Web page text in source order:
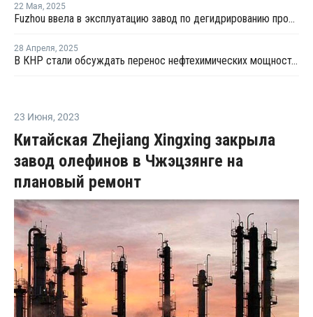
22 Мая, 2025
Fuzhou ввела в эксплуатацию завод по дегидрированию пропана мощностью 900 тысяч тонн
28 Апреля, 2025
В КНР стали обсуждать перенос нефтехимических мощностей в США из-за пошлин
23 Июня, 2023
Китайская Zhejiang Xingxing закрыла
завод олефинов в Чжэцзянге на
плановый ремонт